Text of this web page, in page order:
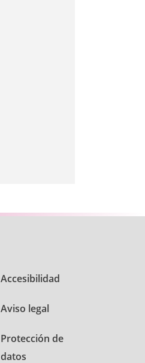
Accesibilidad
Aviso legal
Protección de
datos